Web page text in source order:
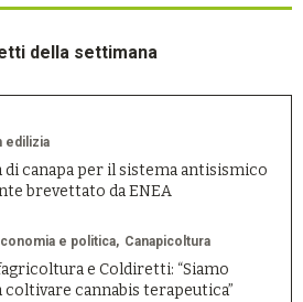
della settimana
edilizia
di canapa per il sistema antisismico
brevettato da ENEA
e politica Canapicoltura
e Coldiretti: “Siamo
cannabis terapeutica”